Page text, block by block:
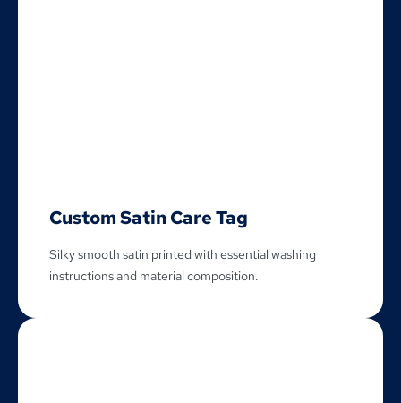
Custom Satin Care Tag
Silky smooth satin printed with essential washing
instructions and material composition.